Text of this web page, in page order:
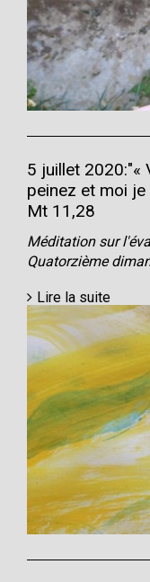
5 juillet 2020:"«
peinez et moi
Mt 11,28
Méditation sur
Quatorzième
Lire la suite